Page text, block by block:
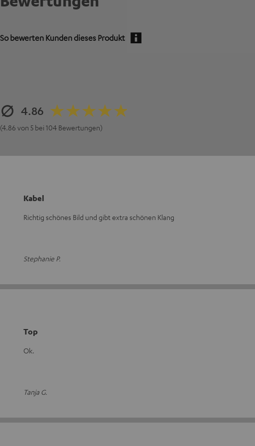
So bewerten Kunden dieses Produkt
4.86
(4.86 von 5 bei 104 Bewertungen)
Kabel
Richtig schönes Bild und gibt extra schönen Klang
Stephanie P.
Top
Ok.
Tanja G.